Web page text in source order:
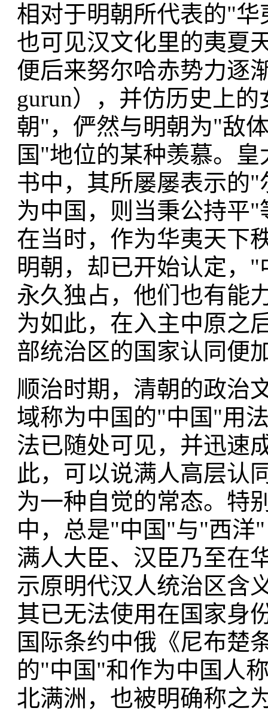
相对于明朝所代表的"
也可见汉文化里的夷夏
便后来努尔哈赤势力逐
gurun），并仿历史上
朝"，俨然与明朝为"敌
国"地位的某种羡慕。
书中，其所屡屡表示的
为中国，则当秉公持平
在当时，作为华夷天下
明朝，却已开始认定，
永久独占，他们也有能
为如此，在入主中原之
部统治区的国家认同便
顺治时期，清朝的政治
域称为中国的"中国"用
法已随处可见，并迅速
此，可以说满人高层认
为一种自觉的常态。特
中，总是"中国"与"西洋
满人大臣、汉臣乃至在
示原明代汉人统治区含
其已无法使用在国家身
国际条约中俄《尼布楚
的"中国"和作为中国人
北满洲，也被明确称之